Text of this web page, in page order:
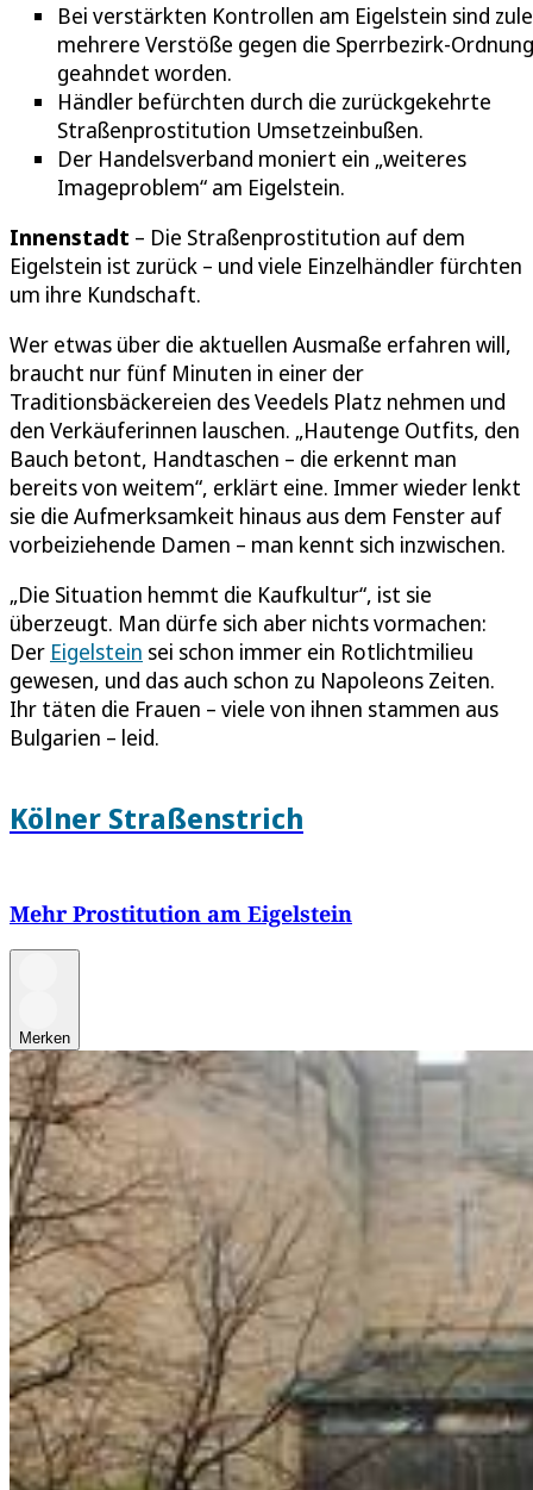
Bei verstärkten Kontrollen am Eigelstein sind
mehrere Verstöße gegen die Sperrbezirk-Ordnung
geahndet worden.
Händler befürchten durch die zurückgekehrte
Straßenprostitution Umsetzeinbußen.
Der Handelsverband moniert ein „weiteres
Imageproblem“ am Eigelstein.
Innenstadt – Die Straßenprostitution auf dem
Eigelstein ist zurück – und viele Einzelhändler fürchten
um ihre Kundschaft.
Wer etwas über die aktuellen Ausmaße erfahren will,
braucht nur fünf Minuten in einer der
Traditionsbäckereien des Veedels Platz nehmen und
den Verkäuferinnen lauschen. „Hautenge Outfits, den
Bauch betont, Handtaschen – die erkennt man
bereits von weitem“, erklärt eine. Immer wieder lenkt
sie die Aufmerksamkeit hinaus aus dem Fenster auf
vorbeiziehende Damen – man kennt sich inzwischen.
„Die Situation hemmt die Kaufkultur“, ist sie
überzeugt. Man dürfe sich aber nichts vormachen:
Der Eigelstein sei schon immer ein Rotlichtmilieu
gewesen, und das auch schon zu Napoleons Zeiten.
Ihr täten die Frauen – viele von ihnen stammen aus
Bulgarien – leid.
Kölner Straßenstrich
Mehr Prostitution am Eigelstein
Merken